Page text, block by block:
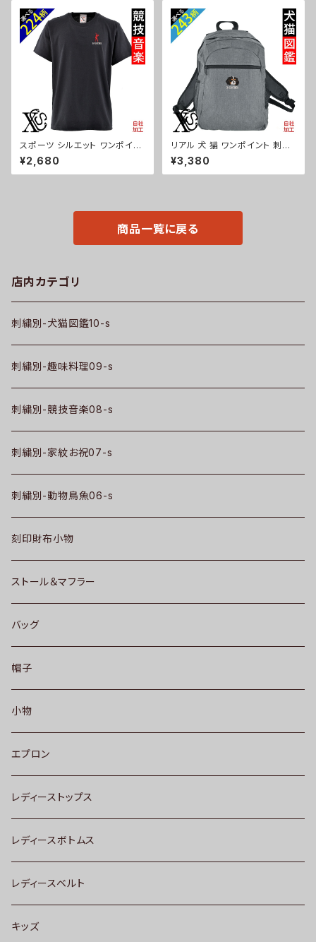
唐花 木瓜 蔦 桐 クリスマス ori-
a-bg130-b07-s
ッズ ori-aw-poh2-b09-s
スポーツ シルエット ワンポイン
ト 刺繍 プレゼント 5.6oz オリ
ジナル 半袖 Tシャツ メンズ ロ
ゴ おしゃれ tシャツ 無地 カット
¥2,680
リアル 犬 猫 ワンポイント 刺繍
シンプル デイパック メンズ レデ
ィース リュック ペットボトル 収
納 雑貨 グッズ 自社ブランド 柄
¥3,380
商品一覧に戻る
店内カテゴリ
刺繍別-犬猫図鑑10-s
刺繍別-趣味料理09-s
刺繍別-競技音楽08-s
刺繍別-家紋お祝07-s
刺繍別-動物鳥魚06-s
刻印財布小物
ストール＆マフラー
バッグ
帽子
小物
エプロン
レディーストップス
レディースボトムス
レディースベルト
キッズ